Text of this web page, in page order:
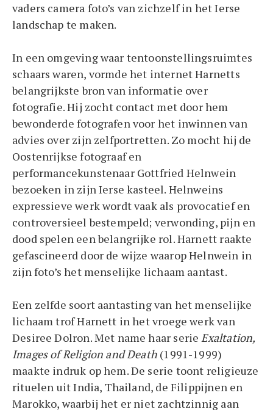
vaders camera foto’s van zichzelf in het Ierse
landschap te maken.
In een omgeving waar tentoonstellingsruimtes
schaars waren, vormde het internet Harnetts
belangrijkste bron van informatie over
fotografie. Hij zocht contact met door hem
bewonderde fotografen voor het inwinnen van
advies over zijn zelfportretten. Zo mocht hij de
Oostenrijkse fotograaf en
performancekunstenaar Gottfried Helnwein
bezoeken in zijn Ierse kasteel. Helnweins
expressieve werk wordt vaak als provocatief en
controversieel bestempeld; verwonding, pijn en
dood spelen een belangrijke rol. Harnett raakte
gefascineerd door de wijze waarop Helnwein in
zijn foto’s het menselijke lichaam aantast.
Een zelfde soort aantasting van het menselijke
lichaam trof Harnett in het vroege werk van
Desiree Dolron. Met name haar serieExaltation,
Images of Religion and Death (1991-1999)
maakte indruk op hem. De serie toont religieuze
rituelen uit India, Thailand, de Filippijnen en
Marokko, waarbij het er niet zachtzinnig aan